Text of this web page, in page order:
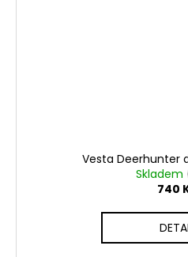
Vesta Deerhunter
Skladem
740